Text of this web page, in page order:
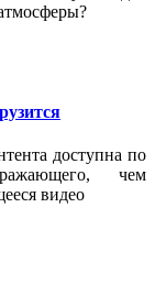
доступна по
чем
видео